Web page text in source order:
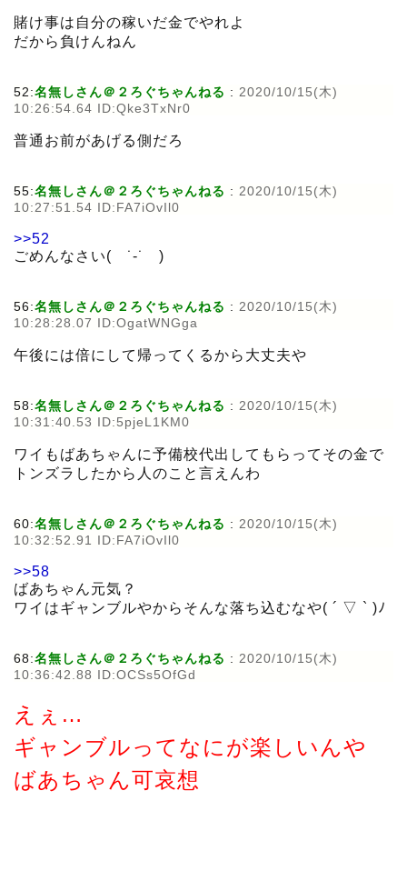
賭け事は自分の稼いだ金でやれよ
だから負けんねん
52:名無しさん＠２ろぐちゃんねる : 2020/10/15(木)
10:26:54.64 ID:Qke3TxNr0
普通お前があげる側だろ
55:名無しさん＠２ろぐちゃんねる : 2020/10/15(木)
10:27:51.54 ID:FA7iOvIl0
>>52
ごめんなさい( ˙-˙ )
56:名無しさん＠２ろぐちゃんねる : 2020/10/15(木)
10:28:28.07 ID:OgatWNGga
午後には倍にして帰ってくるから大丈夫や
58:名無しさん＠２ろぐちゃんねる : 2020/10/15(木)
10:31:40.53 ID:5pjeL1KM0
ワイもばあちゃんに予備校代出してもらってその金で
トンズラしたから人のこと言えんわ
60:名無しさん＠２ろぐちゃんねる : 2020/10/15(木)
10:32:52.91 ID:FA7iOvIl0
>>58
ばあちゃん元気？
ワイはギャンブルやからそんな落ち込むなや( ´ ▽ ` )ﾉ
68:名無しさん＠２ろぐちゃんねる : 2020/10/15(木)
10:36:42.88 ID:OCSs5OfGd
えぇ…
ギャンブルってなにが楽しいんや
ばあちゃん可哀想